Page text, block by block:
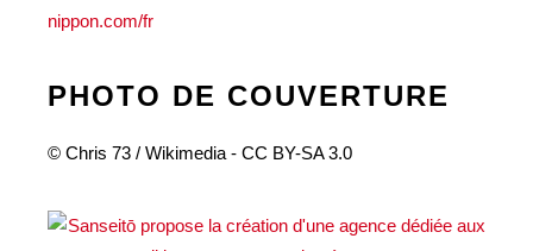
nippon.com/fr
PHOTO DE COUVERTURE
© Chris 73 / Wikimedia - CC BY-SA 3.0